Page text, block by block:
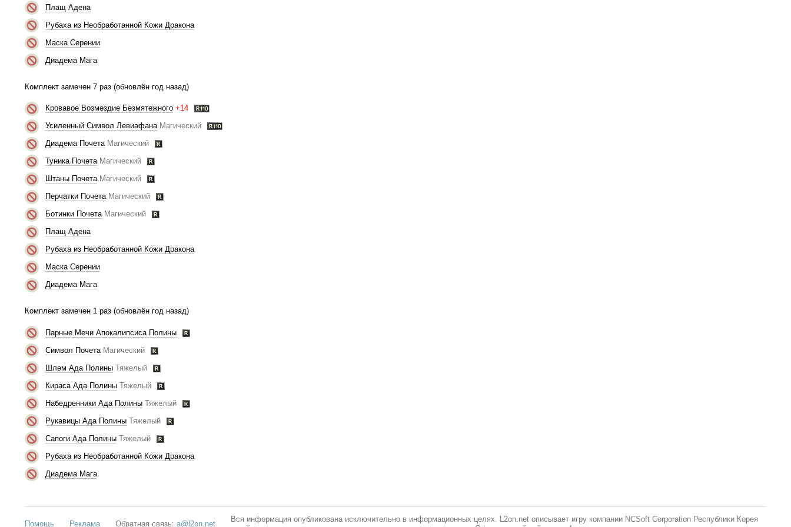
Плащ Адена
Рубаха из Необработанной Кожи Дракона
Маска Серении
Диадема Мага
Комплект замечен 7 раз (обновлён год назад)
Кровавое Возмездие Безмятежного +14
Усиленный Символ Левиафана Магический
Диадема Почета Магический
Туника Почета Магический
Штаны Почета Магический
Перчатки Почета Магический
Ботинки Почета Магический
Плащ Адена
Рубаха из Необработанной Кожи Дракона
Маска Серении
Диадема Мага
Комплект замечен 1 раз (обновлён год назад)
Парные Мечи Апокалипсиса Полины
Символ Почета Магический
Шлем Ада Полины Тяжелый
Кираса Ада Полины Тяжелый
Набедренники Ада Полины Тяжелый
Рукавицы Ада Полины Тяжелый
Сапоги Ада Полины Тяжелый
Рубаха из Необработанной Кожи Дракона
Диадема Мага
Помощь Реклама Обратная связь: a@l2on.net
Вся информация опубликована исключительно в информационных целях. L2on.net описывает игру компании NCSoft Corporation Республики Корея